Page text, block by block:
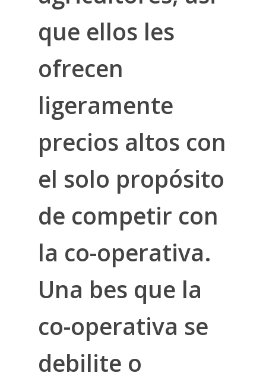
que ellos les
ofrecen
ligeramente
precios altos con
el solo propósito
de competir con
la co-operativa.
Una bes que la
co-operativa se
debilite o